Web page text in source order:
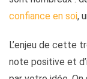
confiance en soi,
L’enjeu de cette
note positive et